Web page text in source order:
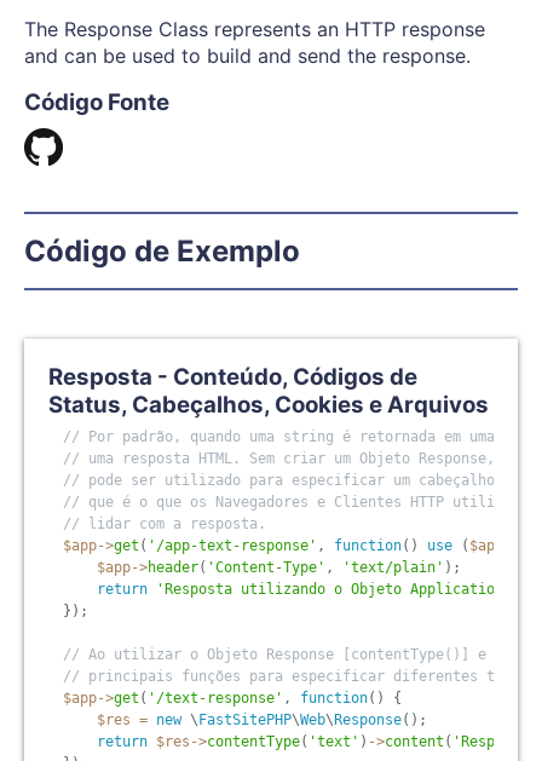
The Response Class represents an HTTP response
and can be used to build and send the response.
Código Fonte
Código de Exemplo
Resposta - Conteúdo, Códigos de
Status, Cabeçalhos, Cookies e Arquivos
// Por padrão, quando uma string é retornada em uma
// uma resposta HTML. Sem criar um Objeto Response, o
// pode ser utilizado para especificar um cabeçalho
// que é o que os Navegadores e Clientes HTTP utilizam
// lidar com a resposta.
$app->get ( '/app-text-response' , function( ) use ( $app
$app->header( 'Content-Type' , 'text/plain' ) ;
return
'Resposta utilizando o Objeto Application'
} ) ;
// Ao utilizar o Objeto Response [contentType()] e
// principais funções para especificar diferentes tipos
$app->get ( '/text-response' , function( )
{
$res = new \ FastSitePHP\Web\ Response( ) ;
return $res ->contentType( 'text' ) ->content ( 'Resposta